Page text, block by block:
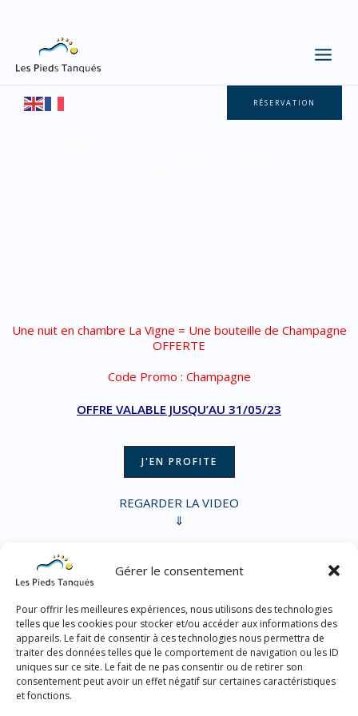
Gérer le consentement
Pour offrir les meilleures expériences, nous utilisons des technologies
telles que les cookies pour stocker et/ou accéder aux informations des
appareils. Le fait de consentir à ces technologies nous permettra de
traiter des données telles que le comportement de navigation ou les ID
uniques sur ce site. Le fait de ne pas consentir ou de retirer son
consentement peut avoir un effet négatif sur certaines caractéristiques
et fonctions.
contenu
RÉSERVATION
Une nuit en chambre La Vigne = Une bouteille de Champagne
OFFERTE
Code Promo : Champagne
OFFRE VALABLE JUSQU’AU 31/05/23
J'EN PROFITE
REGARDER LA VIDEO
⇓